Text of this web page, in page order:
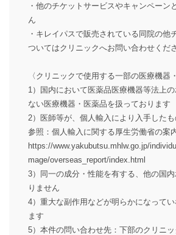
・他のチケットサービスやキャンペーン
ん
・キレイパスで販売されている同院の他
ついてはクリニックへお問い合わせくだ
〈クリニックで使用する一部の医療機器
1）国内において医薬品医療機器等法上
ない医療機器・医薬品を扱っております
2）医師等が、個人輸入により入手した
参照：個人輸入に関する厚生労働省の案
https://www.yakubutsu.mhlw.go.jp/
mage/overseas_report/index.html
3）同一の成分・性能を有する、他の国
りません
4）重大な副作用などが明らかになって
ます
5）本件の問い合わせ先：下部のクリニ